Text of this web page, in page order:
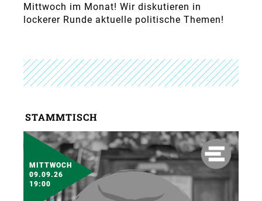
Mittwoch im Monat! Wir diskutieren in
lockerer Runde aktuelle politische Themen!
STAMMTISCH
MITTWOCH
09.09.26
19:00